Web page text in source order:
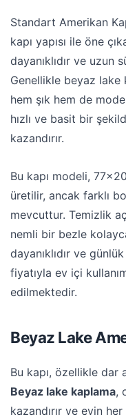
Standart Amerikan
kapı yapısı ile öne
dayanıklıdır ve uzun
Genellikle beyaz lake
hem şık hem de
hızlı ve basit bir
kazandırır.
Bu kapı modeli,
üretilir, ancak farklı
mevcuttur. Temizlik
nemli bir bezle
dayanıklıdır ve
fiyatıyla ev içi
edilmektedir​.
Beyaz Lake
Bu kapı, özellikle dar
Beyaz lake kaplama,
kazandırır ve evin